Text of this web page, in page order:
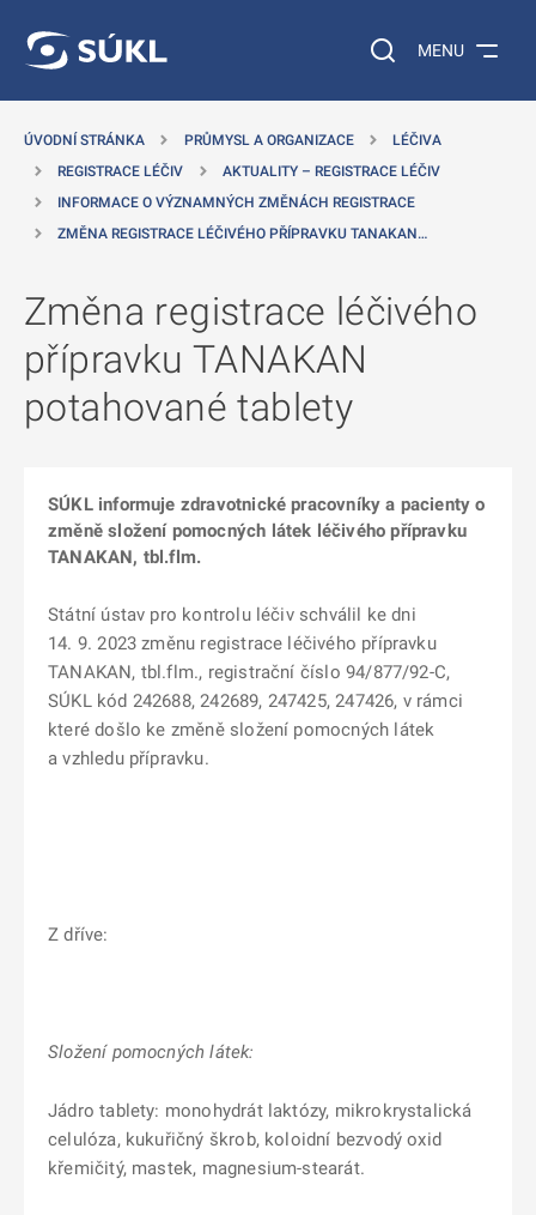
Vyhledávání na
MENU
ÚVODNÍ STRÁNKA PRŮMYSL A ORGANIZACE
LÉČIVA
REGISTRACE LÉČIV
AKTUALITY – REGISTRACE LÉČIV
INFORMACE O VÝZNAMNÝCH ZMĚNÁCH REGISTRACE
ZMĚNA REGISTRACE LÉČIVÉHO PŘÍPRAVKU TANAKAN…
Změna registrace léčivého
přípravku TANAKAN
potahované tablety
SÚKL informuje zdravotnické pracovníky a pacienty o
změně složení pomocných látek léčivého přípravku
TANAKAN, tbl.flm.
Státní ústav pro kontrolu léčiv schválil ke dni
14. 9. 2023 změnu registrace léčivého přípravku
TANAKAN, tbl.flm., registrační číslo 94/877/92-C,
SÚKL kód 242688, 242689, 247425, 247426, v rámci
které došlo ke změně složení pomocných látek
a vzhledu přípravku.
Z dříve:
Složení pomocných látek:
Jádro tablety: monohydrát laktózy, mikrokrystalická
celulóza, kukuřičný škrob, koloidní bezvodý oxid
křemičitý, mastek, magnesium-stearát.